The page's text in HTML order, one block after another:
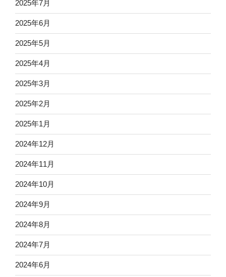
2025年7月
2025年6月
2025年5月
2025年4月
2025年3月
2025年2月
2025年1月
2024年12月
2024年11月
2024年10月
2024年9月
2024年8月
2024年7月
2024年6月